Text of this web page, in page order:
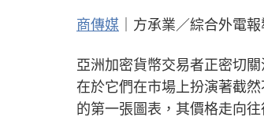
商傳媒 ｜方承業／綜合外電
亞洲加密貨幣交易者正密切
在於它們在市場上扮演著截
的第一張圖表，其價格走向